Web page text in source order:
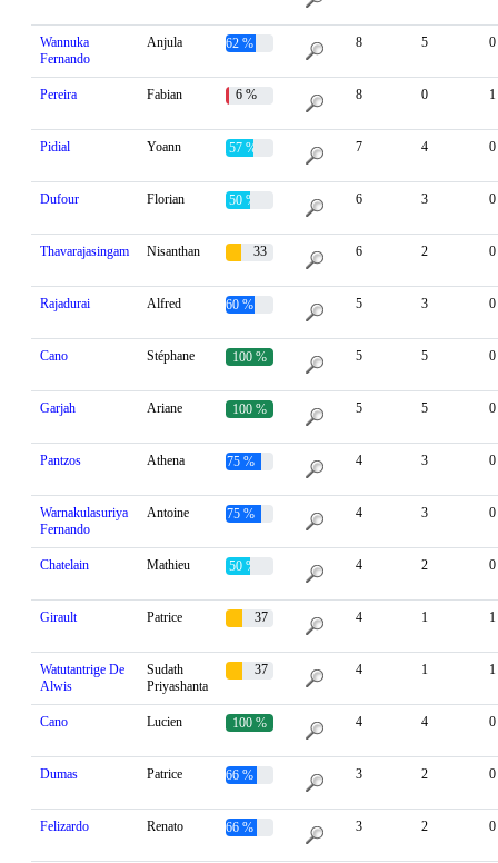
Wannuka
Fernando
Anjula 62 % 8 5 0
Pereira Fabian 6 % 8 0 1
Pidial Yoann 57 % 7 4 0
Dufour Florian 50 % 6 3 0
Thavarajasingam Nisanthan
33
6 2 0
Rajadurai Alfred 60 % 5 3 0
Cano Stéphane 100 % 5 5 0
Garjah Ariane 100 % 5 5 0
Pantzos Athena 75 % 4 3 0
Warnakulasuriya
Fernando
Antoine 75 % 4 3 0
Chatelain Mathieu 50 % 4 2 0
Girault Patrice
37
4 1 1
Watutantrige De
Alwis
Sudath
Priyashanta
37
4 1 1
Cano Lucien 100 % 4 4 0
Dumas Patrice 66 % 3 2 0
Felizardo Renato 66 % 3 2 0